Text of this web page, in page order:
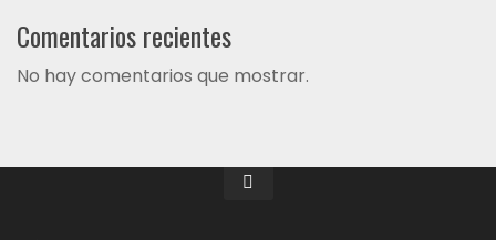
Comentarios recientes
No hay comentarios que mostrar.